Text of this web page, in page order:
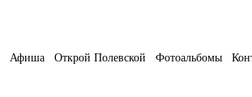
Афиша Открой Полевской Фотоальбомы